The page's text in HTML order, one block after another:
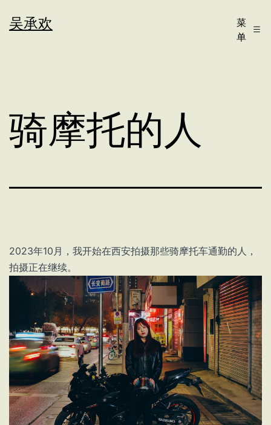
至吴承欢
菜
单
骑摩托的人
2023年10月，我开始在西安拍摄那些骑摩托车通勤的人，
拍摄正在继续。